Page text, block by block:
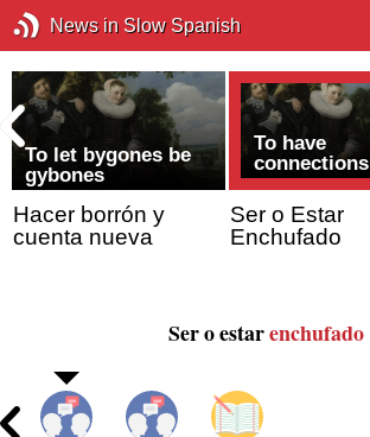
News in Slow Spanish
To let bygones be
gybones
Hacer borrón y
cuenta nueva
To have
connections
Ser o Estar
Enchufado
Ser o estarenchufado